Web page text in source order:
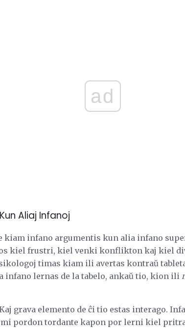
ad
Aliaj Infanoj
kiam infano argumentis kun alia infano
kiel frustri, kiel venki konflikton kaj kiel
timas kiam ili avertas kontraŭ
infano lernas de la tabelo, ankaŭ tio, kion ili
grava elemento de ĉi tio estas interago.
pordon tordante kapon por lerni kiel